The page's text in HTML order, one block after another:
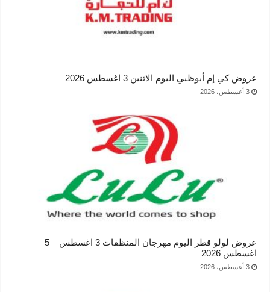
عروض كي إم أبوظبي اليوم الاثنين 3 اغسطس 2026
3 أغسطس، 2026
عروض لولو قطر اليوم مهرجان المنظفات 3 اغسطس – 5
اغسطس 2026
3 أغسطس، 2026